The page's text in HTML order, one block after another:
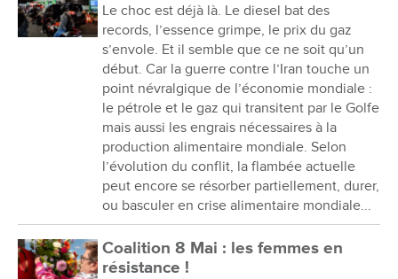
Le choc est déjà là. Le diesel bat des
records, l’essence grimpe, le prix du gaz
s’envole. Et il semble que ce ne soit qu’un
début. Car la guerre contre l’Iran touche un
point névralgique de l’économie mondiale :
le pétrole et le gaz qui transitent par le Golfe
mais aussi les engrais nécessaires à la
production alimentaire mondiale. Selon
l’évolution du conflit, la flambée actuelle
peut encore se résorber partiellement, durer,
ou basculer en crise alimentaire mondiale...
Coalition 8 Mai : les femmes en
résistance !